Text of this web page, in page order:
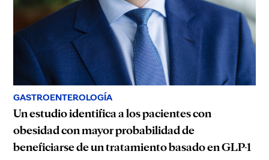
GASTROENTEROLOGÍA
Un estudio identifica a los pacientes con
obesidad con mayor probabilidad de
beneficiarse de un tratamiento basado en GLP-1